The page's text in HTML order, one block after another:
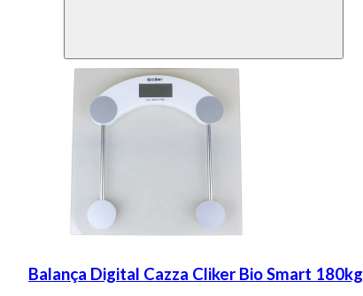
Balança Digital Cazza Cliker Bio Smart 180kg